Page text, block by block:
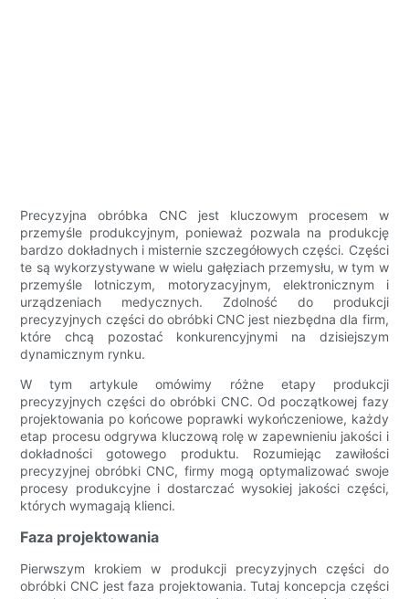
Precyzyjna obróbka CNC jest kluczowym procesem w
przemyśle produkcyjnym, ponieważ pozwala na produkcję
bardzo dokładnych i misternie szczegółowych części. Części
te są wykorzystywane w wielu gałęziach przemysłu, w tym w
przemyśle lotniczym, motoryzacyjnym, elektronicznym i
urządzeniach medycznych. Zdolność do produkcji
precyzyjnych części do obróbki CNC jest niezbędna dla firm,
które chcą pozostać konkurencyjnymi na dzisiejszym
dynamicznym rynku.
W tym artykule omówimy różne etapy produkcji
precyzyjnych części do obróbki CNC. Od początkowej fazy
projektowania po końcowe poprawki wykończeniowe, każdy
etap procesu odgrywa kluczową rolę w zapewnieniu jakości i
dokładności gotowego produktu. Rozumiejąc zawiłości
precyzyjnej obróbki CNC, firmy mogą optymalizować swoje
procesy produkcyjne i dostarczać wysokiej jakości części,
których wymagają klienci.
Faza projektowania
Pierwszym krokiem w produkcji precyzyjnych części do
obróbki CNC jest faza projektowania. Tutaj koncepcja części